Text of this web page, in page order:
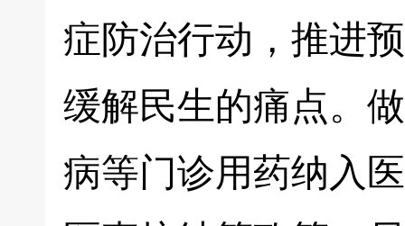
症防治行动，推进
缓解民生的痛点。
病等门诊用药纳入